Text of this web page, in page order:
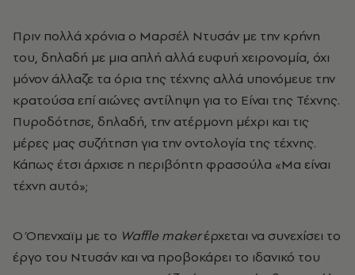
Πριν πολλά χρόνια ο Μαρσέλ Ντυσάν με την κρήνη
του, δηλαδή με μια απλή αλλά ευφυή χειρονομία, όχι
μόνον άλλαζε τα όρια της τέχνης αλλά υπονόμευε την
κρατούσα επί αιώνες αντίληψη για το Είναι της Τέχνης.
Πυροδότησε, δηλαδή, την ατέρμονη μέχρι και τις
μέρες μας συζήτηση για την οντολογία της τέχνης.
Κάπως έτσι άρχισε η περιβόητη φρασούλα «Μα είναι
τέχνη αυτό»;
Ο Όπενχαϊμ με το Waffle makerέρχεται να συνεχίσει το
έργο του Ντυσάν και να προβοκάρει το ιδανικό του